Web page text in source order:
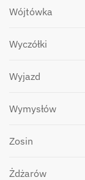
Wójtówka
Wyczółki
Wyjazd
Wymysłów
Zosin
Żdżarów